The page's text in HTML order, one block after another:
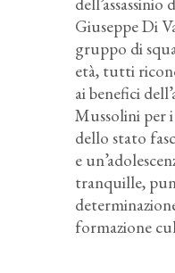
Giuseppe Di
gruppo di
età, tutti
ai benefici
Mussolini per
dello stato
e
tranquille,
formazione